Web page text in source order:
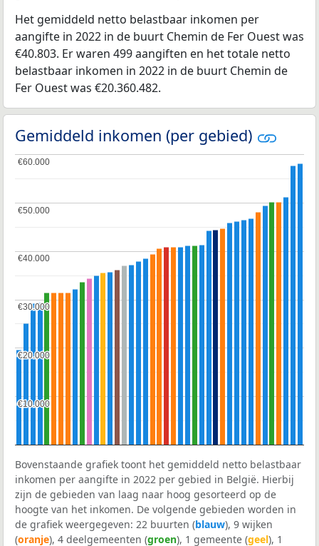
Het gemiddeld netto belastbaar inkomen per
aangifte in 2022 in de buurt Chemin de Fer Ouest was
€40.803. Er waren 499 aangiften en het totale netto
belastbaar inkomen in 2022 in de buurt Chemin de
Fer Ouest was €20.360.482.
Gemiddeld inkomen (per gebied)
€10.000
€10.000
€20.000
€20.000
€30.000
€30.000
€40.000
€40.000
€50.000
€50.000
€60.000
€60.000
Bovenstaande grafiek toont het gemiddeld netto belastbaar
inkomen per aangifte in 2022 per gebied in België. Hierbij
zijn de gebieden van laag naar hoog gesorteerd op de
hoogte van het inkomen. De volgende gebieden worden in
de grafiek weergegeven: 22 buurten (blauw), 9 wijken
(oranje), 4 deelgemeenten (groen), 1 gemeente (geel), 1